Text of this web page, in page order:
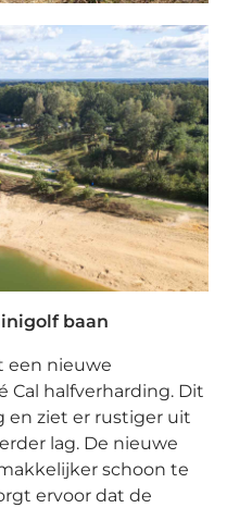
baan
een nieuwe
Cal halfverharding. Dit
en ziet er rustiger uit
lag. De nieuwe
schoon te
ervoor dat de